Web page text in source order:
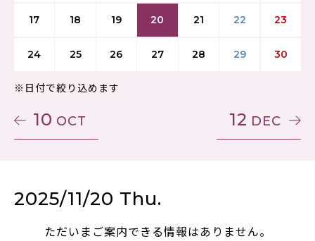
10 OCT
17 18 19 20 21 22 23
24 25 26 27 28 29 30
※日付で絞り込めます
12 DEC
2025/11/20 Thu.
ただいまご案内できる情報はありません。